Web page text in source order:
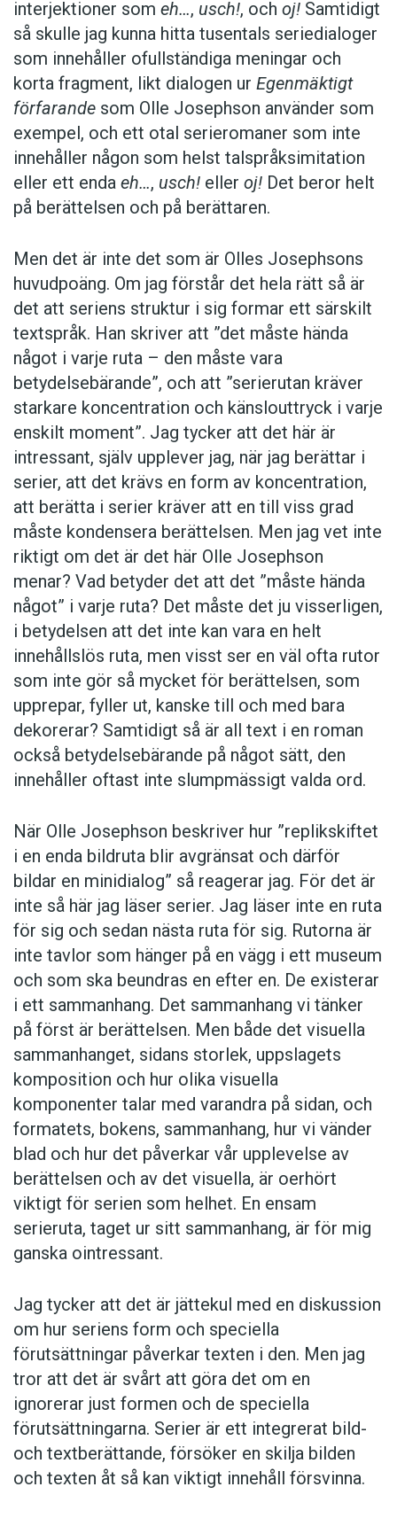
interjektioner som eh…, usch!, och oj! Samtidigt
så skulle jag kunna hitta tusentals seriedialoger
som innehåller ofullständiga meningar och
korta fragment, likt dialogen ur Egenmäktigt
förfarande som Olle Josephson använder som
exempel, och ett otal serieromaner som inte
innehåller någon som helst talspråksimitation
eller ett enda eh…, usch! eller oj! Det beror helt
på berättelsen och på berättaren.
Men det är inte det som är Olles Josephsons
huvudpoäng. Om jag förstår det hela rätt så är
det att seriens struktur i sig formar ett särskilt
textspråk. Han skriver att ”det måste hända
något i varje ruta – den måste vara
betydelsebärande”, och att ”serierutan kräver
starkare koncentration och känslouttryck i varje
enskilt moment”. Jag tycker att det här är
intressant, själv upplever jag, när jag berättar i
serier, att det krävs en form av koncentration,
att berätta i serier kräver att en till viss grad
måste kondensera berättelsen. Men jag vet inte
riktigt om det är det här Olle Josephson
menar? Vad betyder det att det ”måste hända
något” i varje ruta? Det måste det ju visserligen,
i betydelsen att det inte kan vara en helt
innehållslös ruta, men visst ser en väl ofta rutor
som inte gör så mycket för berättelsen, som
upprepar, fyller ut, kanske till och med bara
dekorerar? Samtidigt så är all text i en roman
också betydelsebärande på något sätt, den
innehåller oftast inte slumpmässigt valda ord.
När Olle Josephson beskriver hur ”replikskiftet
i en enda bildruta blir avgränsat och därför
bildar en minidialog” så reagerar jag. För det är
inte så här jag läser serier. Jag läser inte en ruta
för sig och sedan nästa ruta för sig. Rutorna är
inte tavlor som hänger på en vägg i ett museum
och som ska beundras en efter en. De existerar
i ett sammanhang. Det sammanhang vi tänker
på först är berättelsen. Men både det visuella
sammanhanget, sidans storlek, uppslagets
komposition och hur olika visuella
komponenter talar med varandra på sidan, och
formatets, bokens, sammanhang, hur vi vänder
blad och hur det påverkar vår upplevelse av
berättelsen och av det visuella, är oerhört
viktigt för serien som helhet. En ensam
serieruta, taget ur sitt sammanhang, är för mig
ganska ointressant.
Jag tycker att det är jättekul med en diskussion
om hur seriens form och speciella
förutsättningar påverkar texten i den. Men jag
tror att det är svårt att göra det om en
ignorerar just formen och de speciella
förutsättningarna. Serier är ett integrerat bild-
och textberättande, försöker en skilja bilden
och texten åt så kan viktigt innehåll försvinna.